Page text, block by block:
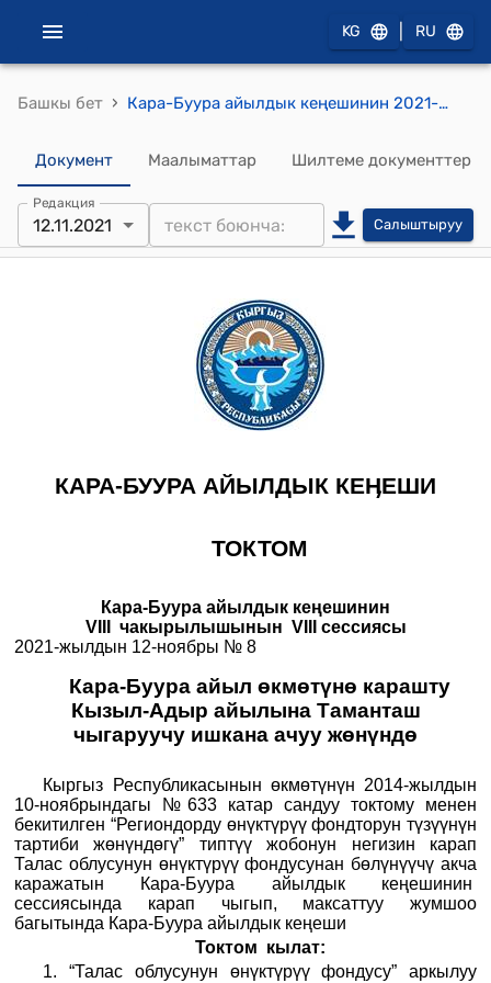
KG RU
Башкы бет › Кара-Буура айылдык кеңешинин 2021-жылдын 12-ноябрындагы № 8 "Кара-Буура айыл өкмөтүнө карашту Кызыл-Адыр айылына Таманташ чыгаруучу ишкана ачуу жөнүндө" токтому
Документ Маалыматтар Шилтеме документтер
Редакция
12.11.2021 Салыштыруу